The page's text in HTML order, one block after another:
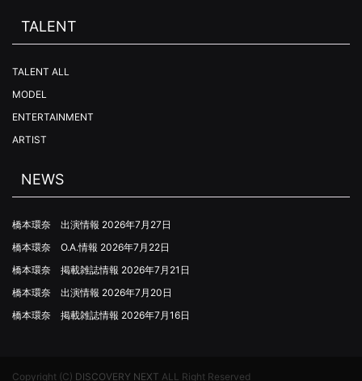
TALENT
TALENT ALL
MODEL
ENTERTAINMENT
ARTIST
NEWS
橋本環奈 出演情報 2026年7月27日
橋本環奈 O.A.情報 2026年7月22日
橋本環奈 掲載雑誌情報 2026年7月21日
橋本環奈 出演情報 2026年7月20日
橋本環奈 掲載雑誌情報 2026年7月16日
Copyright (C) DISCOVERY NEXT ALL Right Reserved